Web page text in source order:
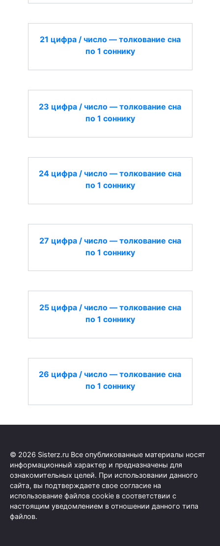
21 цифра / число — толкование сна
по 1 соннику
23 цифра / число — толкование сна
по 1 соннику
24 цифра / число — толкование сна
по 1 соннику
27 цифра / число — толкование сна
по 1 соннику
25 цифра / число — толкование сна
по 1 соннику
26 цифра / число — толкование сна
по 1 соннику
© 2026 Sisterz.ru Все опубликованные материалы носят
информационный характер и предназначены для
ознакомительных целей. При использовании данного
сайта, вы подтверждаете свое согласие на
использование файлов cookie в соответствии с
настоящим уведомлением в отношении данного типа
файлов.